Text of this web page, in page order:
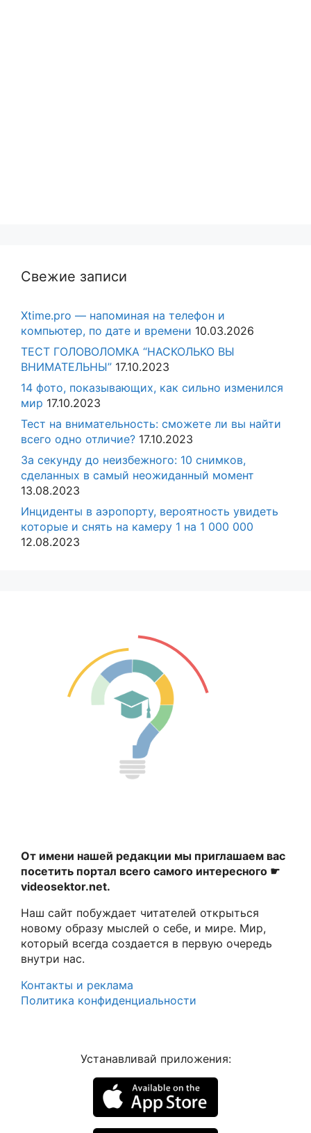
Свежие записи
Xtime.pro — напоминая на телефон и
компьютер, по дате и времени 10.03.2026
ТЕСТ ГОЛОВОЛОМКА “НАСКОЛЬКО ВЫ
ВНИМАТЕЛЬНЫ” 17.10.2023
14 фото, показывающих, как сильно изменился
мир 17.10.2023
Тест на внимательность: сможете ли вы найти
всего одно отличие? 17.10.2023
За секунду до неизбежного: 10 снимков,
сделанных в самый неожиданный момент
13.08.2023
Инциденты в аэропорту, вероятность увидеть
которые и снять на камеру 1 на 1 000 000
12.08.2023
От имени нашей редакции мы приглашаем вас
посетить портал всего самого интересного ☛
videosektor.net.
Наш сайт побуждает читателей открыться
новому образу мыслей о себе, и мире. Мир,
который всегда создается в первую очередь
внутри нас.
Контакты и реклама
Политика конфиденциальности
Устанавливай приложения: